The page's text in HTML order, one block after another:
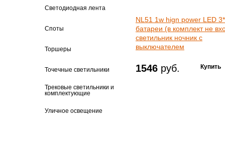
Светодиодная лента
Споты
Торшеры
Точечные светильники
Трековые светильники и
комплектующие
Уличное освещение
NL51 1w hign power LED
батареи (в комплект не
светильник ночник с
выключателем
1546 руб.